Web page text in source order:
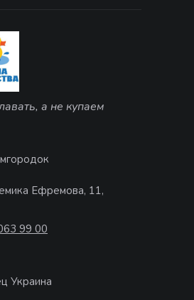
а не купаем
Ефремова, 11,
99 00
Украина